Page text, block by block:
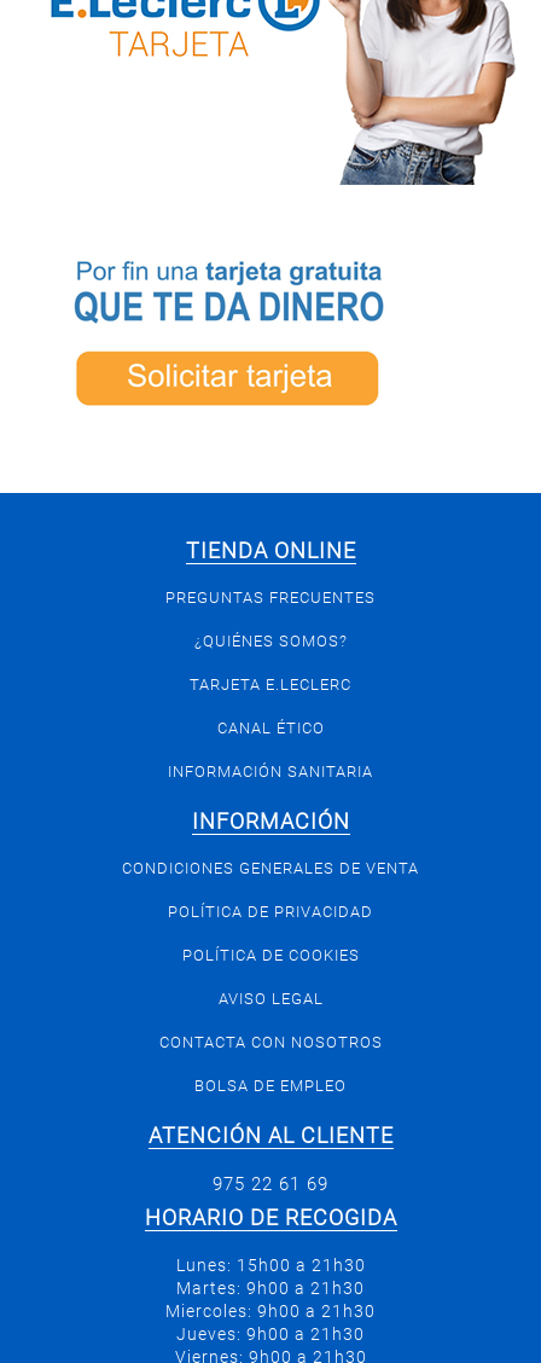
TIENDA ONLINE
PREGUNTAS FRECUENTES
¿QUIÉNES SOMOS?
TARJETA E.LECLERC
CANAL ÉTICO
INFORMACIÓN SANITARIA
INFORMACIÓN
CONDICIONES GENERALES DE VENTA
POLÍTICA DE PRIVACIDAD
POLÍTICA DE COOKIES
AVISO LEGAL
CONTACTA CON NOSOTROS
BOLSA DE EMPLEO
ATENCIÓN AL CLIENTE
975 22 61 69
HORARIO DE RECOGIDA
Lunes: 15h00 a 21h30
Martes: 9h00 a 21h30
Miercoles: 9h00 a 21h30
Jueves: 9h00 a 21h30
Viernes: 9h00 a 21h30